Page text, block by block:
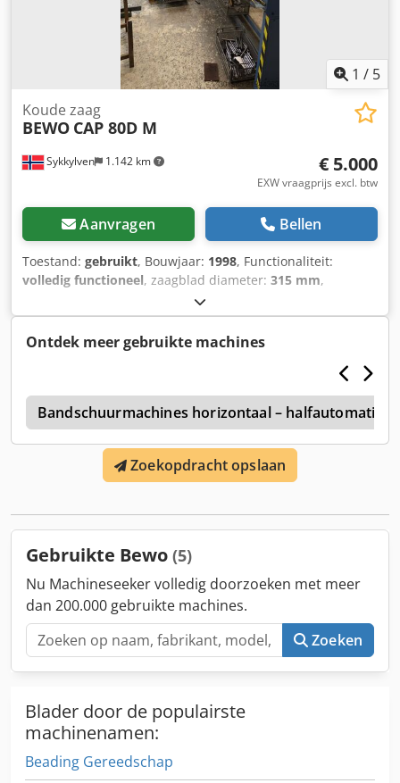
1 / 5
Sykkylven 1.142 km
Koude zaag
BEWO CAP 80D M
€ 5.000
EXW vraagprijs excl. btw
Aanvragen Bellen
Toestand: gebruikt, Bouwjaar: 1998, Functionaliteit:
volledig functioneel, zaagblad diameter: 315 mm,
, aanvoer lengte X-as:
voedingslengte Y-as:6.000 mm, totale lengte:13.000 mm,
totale hoogte:1.700 mm, totale breedte:
5.000 kg
, snijdiameter:
80 mm, Siemens besturing Cedpoy S Abnefx Ag Hjha
Ontdek meer gebruikte machines
Bandschuurmachines horizontaal –
Zoekopdracht opslaan
Gebruikte Bewo (5)
Nu Machineseeker volledig doorzoeken met meer
dan 200.000 gebruikte machines.
Zoeken
Blader door de populairste
machinenamen:
Beading Gereedschap